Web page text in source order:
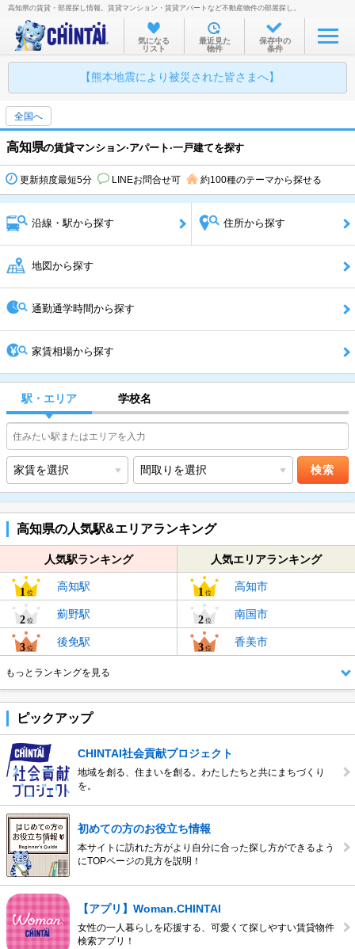
高知県の賃貸・部屋探し情報。賃貸マンション・賃貸アパートなど不動産物件の部屋探し。
気になる
リスト
最近見た
物件
保存中の
条件
【熊本地震により被災された皆さまへ】
全国へ
高知県の賃貸マンション·アパート·一戸建てを探す
更新頻度最短5分 LINEお問合せ可 約100種のテーマから探せる
沿線・駅から探す 住所から探す
地図から探す
通勤通学時間から探す
家賃相場から探す
駅・エリア 学校名
高知県の人気駅&エリアランキング
人気駅ランキング
高知駅
薊野駅
後免駅
4位 入明駅
6位 土佐一宮駅
7位 土佐山田駅
8位 山田西町駅
9位 布師田駅
10位 高知商業前駅
人気エリアランキング
高知市
南国市
香美市
7位
8位 -
9位 -
10位
もっとランキングを見る
ピックアップ
CHINTAI社会貢献プロジェクト
地域を創る、住まいを創る。わたしたちと共にまちづくり
を。
初めての方のお役立ち情報
本サイトに訪れた方がより自分に合った探し方ができるよう
にTOPページの見方を説明！
【アプリ】Woman.CHINTAI
女性の一人暮らしを応援する、可愛くて探しやすい賃貸物件
検索アプリ！